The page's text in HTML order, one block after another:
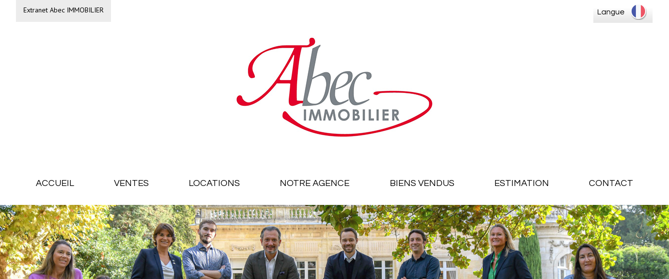
Extranet Abec IMMOBILIER Langue
ACCUEIL VENTES LOCATIONS NOTRE AGENCE BIENS VENDUS ESTIMATION CONTACT